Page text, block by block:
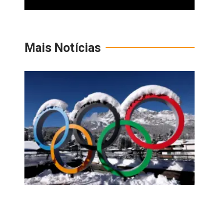
Mais Notícias